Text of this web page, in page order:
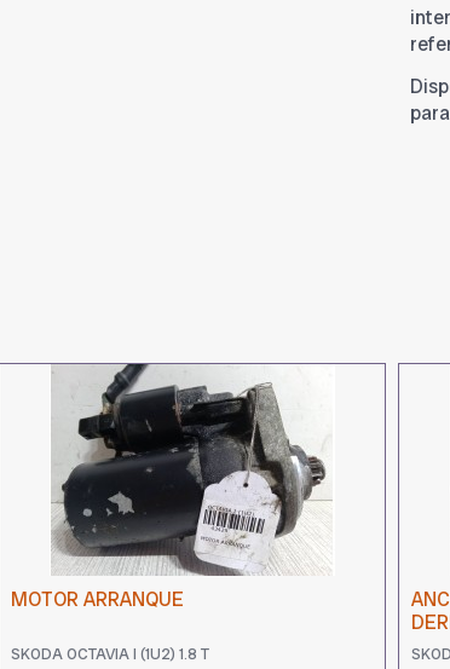
MOTOR ARRANQUE
SKODA OCTAVIA I (1U2) 1.8 T